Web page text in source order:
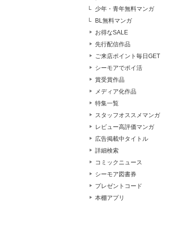
少年・青年無料マンガ
BL無料マンガ
お得なSALE
先行配信作品
ご来店ポイント毎日GET
シーモアでポイ活
賞受賞作品
メディア化作品
特集一覧
スタッフオススメマンガ
レビュー高評価マンガ
広告掲載中タイトル
詳細検索
コミックニュース
シーモア図書券
プレゼントコード
本棚アプリ